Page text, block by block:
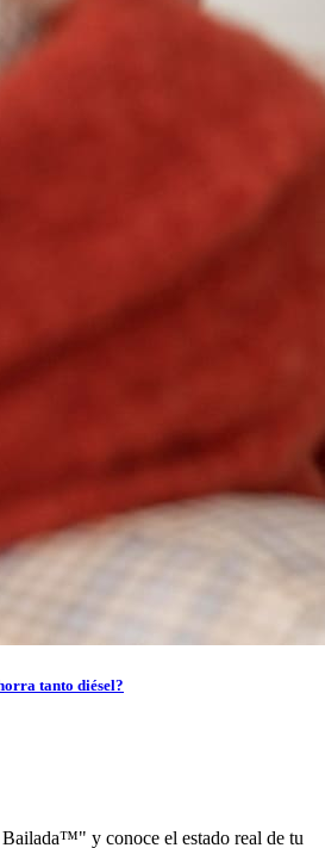
tanto diésel?
y conoce el estado real de tu